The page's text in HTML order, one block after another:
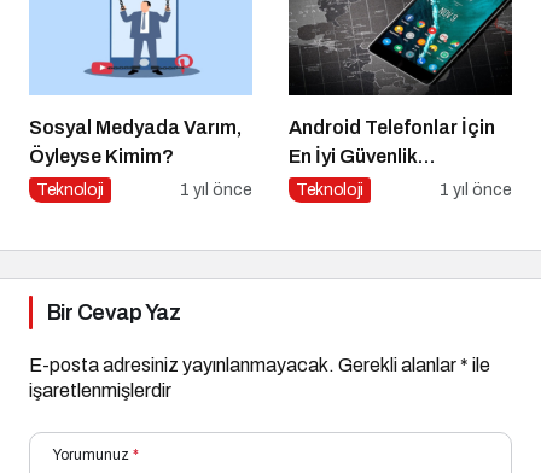
Sosyal Medyada Varım,
Öyleyse Kimim?
Teknoloji 1 yıl önce
Android Telefonlar İçin
En İyi Güvenlik
Uygulamaları
Teknoloji 1 yıl önce
Bir Cevap Yaz
E-posta adresiniz yayınlanmayacak. Gerekli alanlar* ile
işaretlenmişlerdir
Yorumunuz *